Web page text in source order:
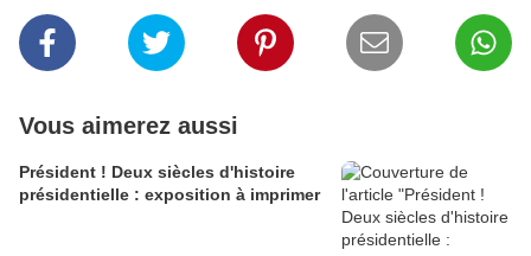
Vous aimerez aussi
Président ! Deux siècles d'histoire
présidentielle : exposition à imprimer